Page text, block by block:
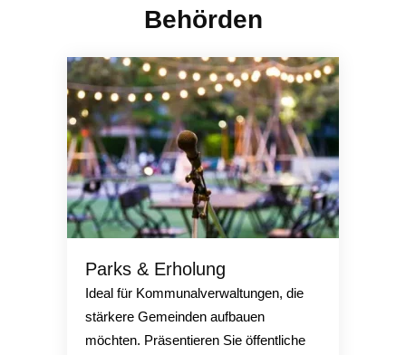
Behörden
Parks & Erholung
Ideal für Kommunalverwaltungen, die
stärkere Gemeinden aufbauen
möchten. Präsentieren Sie öffentliche